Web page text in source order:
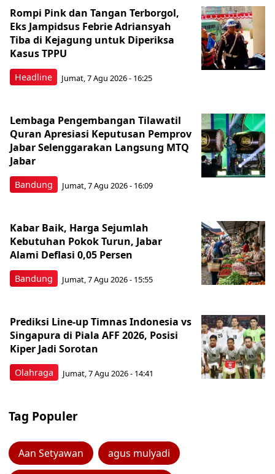
Headline
Rompi Pink dan Tangan Terborgol,
Eks Jampidsus Febrie Adriansyah
Tiba di Kejagung untuk Diperiksa
Kasus TPPU
Jumat, 7 Agu 2026 - 16:25
Bandung
Lembaga Pengembangan Tilawatil
Quran Apresiasi Keputusan Pemprov
Jabar Selenggarakan Langsung MTQ
Jabar
Jumat, 7 Agu 2026 - 16:09
Bandung
Kabar Baik, Harga Sejumlah
Kebutuhan Pokok Turun, Jabar
Alami Deflasi 0,05 Persen
Jumat, 7 Agu 2026 - 15:55
Olahraga
Prediksi Line-up Timnas Indonesia vs
Singapura di Piala AFF 2026, Posisi
Kiper Jadi Sorotan
Jumat, 7 Agu 2026 - 14:41
Tag Populer
Aan Setyawan agus mulyadi